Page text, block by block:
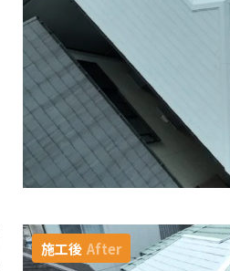
施工後 After